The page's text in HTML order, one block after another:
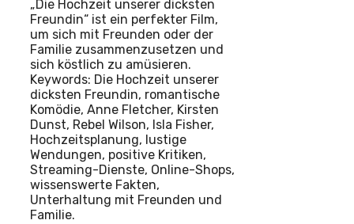
„Die Hochzeit unserer dicksten
Freundin“ ist ein perfekter Film,
um sich mit Freunden oder der
Familie zusammenzusetzen und
sich köstlich zu amüsieren.
Keywords: Die Hochzeit unserer
dicksten Freundin, romantische
Komödie, Anne Fletcher, Kirsten
Dunst, Rebel Wilson, Isla Fisher,
Hochzeitsplanung, lustige
Wendungen, positive Kritiken,
Streaming-Dienste, Online-Shops,
wissenswerte Fakten,
Unterhaltung mit Freunden und
Familie.